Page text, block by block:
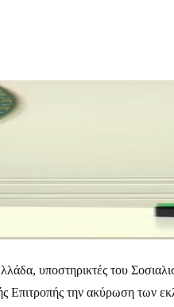
υποστηρικτές του
Επιτροπής την ακύρωση των